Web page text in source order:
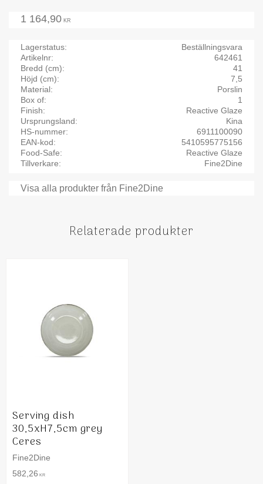
1 164,90 KR
Lagerstatus
Beställningsvara
Artikelnr
642461
Bredd (cm)
41
Höjd (cm)
7,5
Material
Porslin
Box of
1
Finish
Reactive Glaze
Ursprungsland
Kina
HS-nummer
6911100090
EAN-kod
5410595775156
Food-Safe
Reactive Glaze
Tillverkare
Fine2Dine
Visa alla produkter från Fine2Dine
Relaterade produkter
Serving dish
30,5xH7,5cm grey
Ceres
Fine2Dine
582,26 KR